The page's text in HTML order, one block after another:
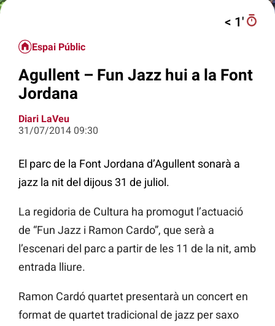
< 1′
Espai Públic
Agullent – Fun Jazz hui a la Font
Jordana
Diari LaVeu
31/07/2014 09:30
El parc de la Font Jordana d’Agullent sonarà a
jazz la nit del dijous 31 de juliol.
La regidoria de Cultura ha promogut l’actuació
de “Fun Jazz i Ramon Cardo”, que serà a
l’escenari del parc a partir de les 11 de la nit, amb
entrada lliure.
Ramon Cardó quartet presentarà un concert en
format de quartet tradicional de jazz per saxo